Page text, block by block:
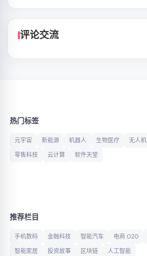
评论交流
热门标签
元宇宙 新能源 机器人 生物医疗 无人机
零售科技
云计算 软件天堂
推荐栏目
手机数码 金融科技 智能汽车 电商 O2O
智能家居
投资故事 区块链 人工智能